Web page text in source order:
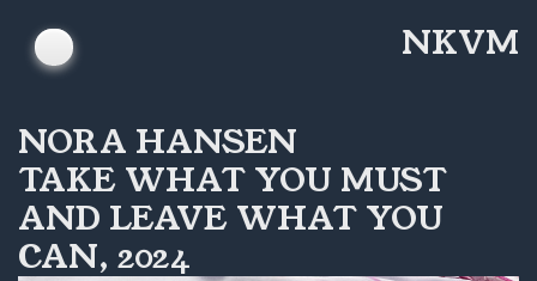
Skip
to
NKVM
NORA HANSEN
TAKE WHAT YOU MUST
AND LEAVE WHAT YOU
CAN, 2024